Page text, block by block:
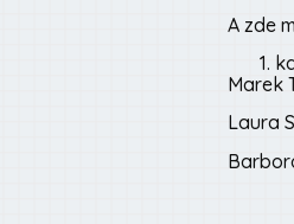
A zde
Marek
Laura